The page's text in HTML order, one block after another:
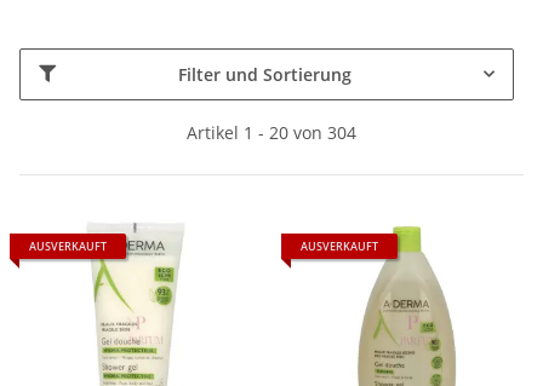
Filter und Sortierung
Artikel 1 - 20 von 304
AUSVERKAUFT AUSVERKAUFT